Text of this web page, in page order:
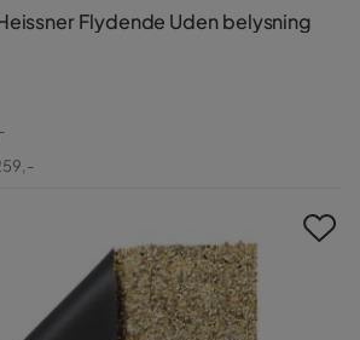
Flydende Uden belysning